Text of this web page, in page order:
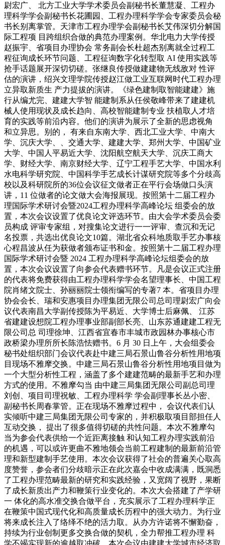
尉宏广、 北方工业大学学术委员会副秘书长董慧凝、工程办
理科学学会副秘书长花圃园、工程办理科学学会专家委员会秘
书长别离掌管。天津市工程办理学会副秘书长艾伟深切分解国
际工程项 目跨组织合做的典范办理案例。华北电力大学传授
赵振宇、省项目办理协会 常务副会长杜超杰别离就全过程工
程征询成长环节问题、工程征询数字化转型取 AI 使用实践等
抢手话题展开深切切磋。张继良传授做建建物无线敌对 性评
估的演讲，绍兴文理学院传授赵江做工业互联网时代工程办理
立异取新质生 产力提拔的演讲。《绿色建制取智能建建》施
行从编尤完、建建大学智 能建制系从任侯敬峰带来了建建机
械人使用现状及成长趋向、高校智能建制专业 扶植取人才培
育的实践等前沿内容。他们的演讲为展示了全新的思虑视角
和立异思。别的， 有来自东南大学、西北工业大学、中南大
学、沉庆大学、、交通大学、建建大学、郑州大学、中国矿业
大学、中国人平易近大学、沈阳航空航天大学、沉庆工商大
学、财经大学、南京财经大学、辽宁工程手艺大学、中国水利
水电科学研究院、中国科学手艺成长计谋研究院等多个分歧高
校以及科研院所的36位会议征文做者正在平行会场做口头演
讲，11 位做者的论文做大会海报展现。按照第十二届工程办
理国际学术研讨会暨2024工程办理科学高峰论坛 组委会的放
置，本次会议设置了优良论文评选环节。由大会学术委员会委
员构成 评审专家组，对搜集论文进行一一评审、查沉和无记
名投票，共选出优良论文10篇。湖北省众科地质取手艺办事核
心程昌波从任为获做者颁布证书和金。按照第十二届工程办理
国际学术研讨会暨 2024 工程办理科学高峰论坛组委会的放
置，本次会议设置了向参会代表赠书环节。凡是会议正式注册
的代表将免费获得由工程办理科学学会名望理事长、中国工程
院肖绪文院士、孙丽丽院士领衔编写的专著7 本。省项目办理
协会会长、瑞和安惠项目办理集团无限公司总司理尉宏广向会
议代表南昌大学副传授陈为平易近、大学博士后麻佩、 江苏
省建建设想院工程办理事业部副部长亮、山东苏通建建工程无
限公司总 司理徐坤、江西省宜春市丰城市政园林办事核心市
政桥梁办理所所长陈浩怯赠书。6 月 30 日上午，大会组委会
秘书处组织部门会议代表赴中建三局石景山鲁谷分析性用地项
目现场不雅摩交换。中建三局石景山鲁谷分析性用地项目做为
一个大型分析性工程，涵盖了多个建建范畴的最新手艺和办理
方式的使用。不雅摩勾当 由中建三局集团无限公司副总司理
刘创、项目司理祝敏、工程办理科学 学会副理事长丛小密、
副秘书长周春掌管。正在现场不雅摩过程中， 会议代表们认
实倾听中建三局集团无限公司专家的，并积极取项目部担任人
互动交换， 提出了很多值得切磋的共性问题。本次不雅摩勾
当为参会代表供给一个近距离接触 和认知工程办理实践前沿
的机遇，可以或许更曲不雅地领会当前工程建制的最新前沿管
理和新型建制手艺使用。本次会议获得了社会的普遍关心取高
度赞誉，参会者们分歧暗示正在此次嘉会中收成满满，既洞悉
了工程办理范畴最新的研究和实践经验，又宽阔了视野，果断
了成长新质出产力和鞭策行业变化的。本次大会搭建了产学研
一 体化的高水准交换合做平台，充实展示了工程办理科学正
在鞭策中国式现代化和高质量成长历程中的强大动力。为行业
将来成长注入了络绎不绝的活力取。从办方许诺将不懈勤奋，
持续为行业创制更多交换合做的契机，全力帮推工程办理 科
学不竭实现新的逾越取冲破。本次会议由建建大学城市经济取